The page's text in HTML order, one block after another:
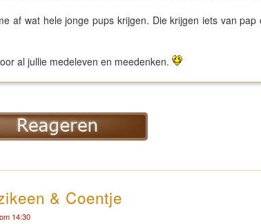
af wat hele jonge pups krijgen. Die krijgen iets van
al jullie medeleven en meedenken.
& Coentje
14:30